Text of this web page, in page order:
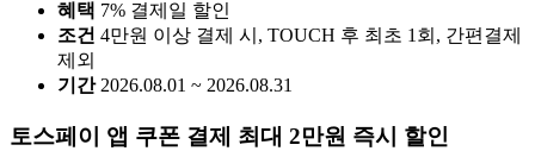
혜택 7% 결제일 할인
조건 4만원 이상 결제 시, TOUCH 후 최초 1회, 간편결제
제외
기간 2026.08.01 ~ 2026.08.31
토스페이 앱 쿠폰 결제 최대 2만원 즉시 할인